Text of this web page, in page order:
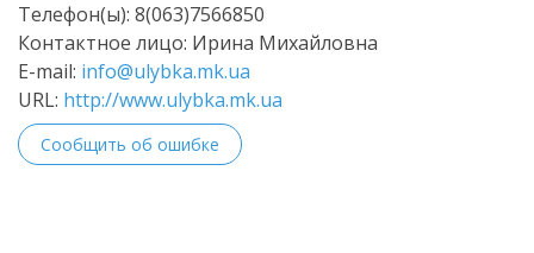
Телефон(ы): 8(063)7566850
Контактное лицо: Ирина Михайловна
E-mail: info@ulybka.mk.ua
URL: http://www.ulybka.mk.ua
Сообщить об ошибке